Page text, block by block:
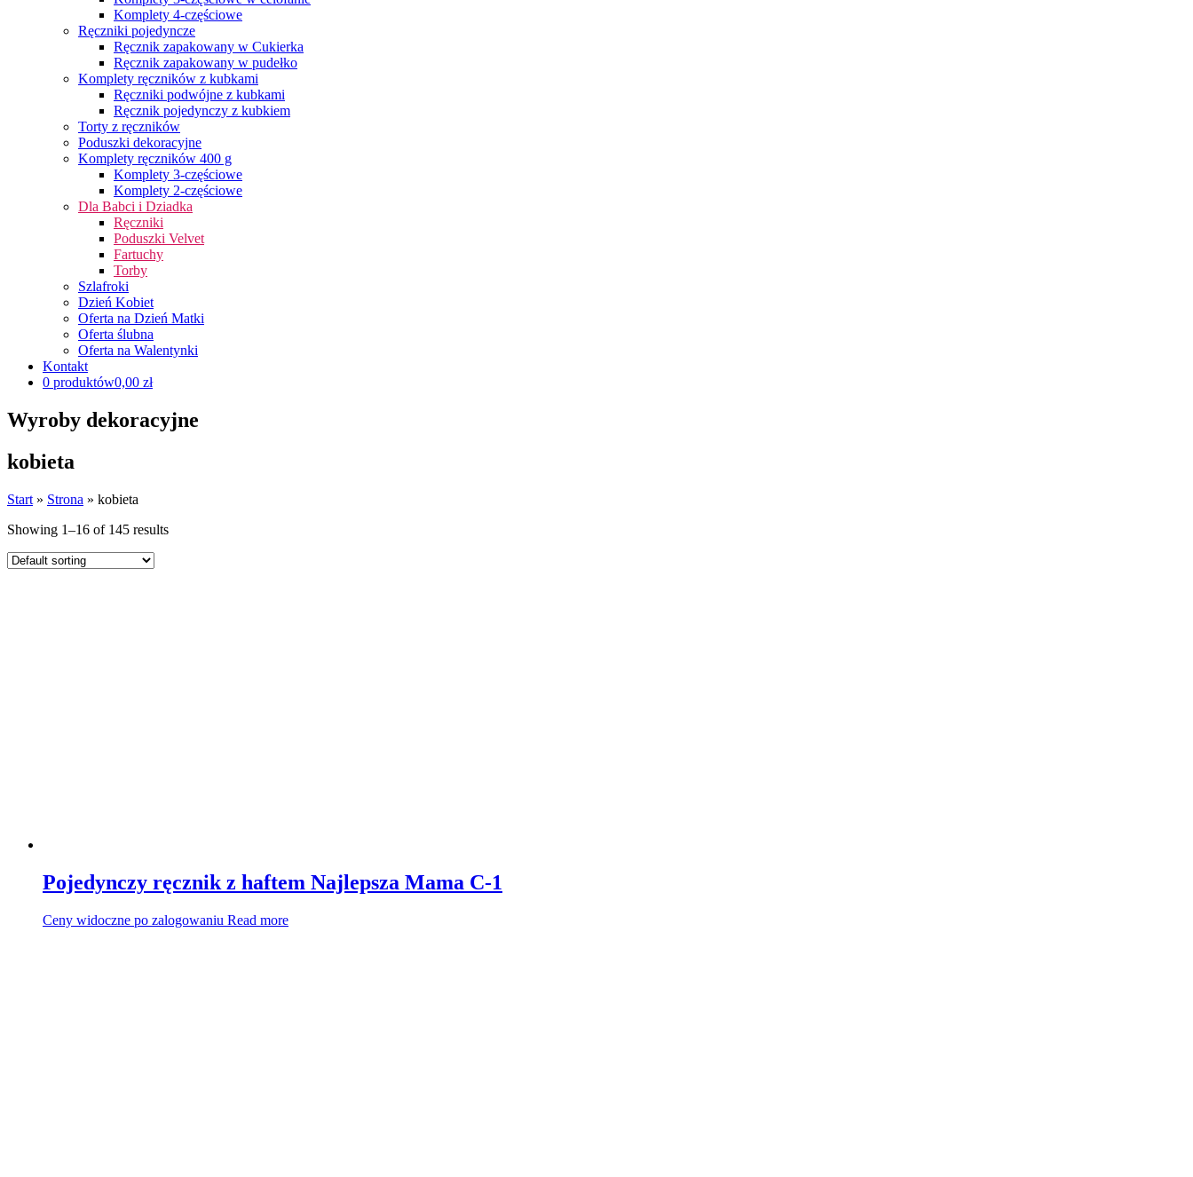
Komplety 4-częściowe
Ręczniki pojedyncze
Ręcznik zapakowany w Cukierka
Ręcznik zapakowany w pudełko
Komplety ręczników z kubkami
Ręczniki podwójne z kubkami
Ręcznik pojedynczy z kubkiem
Torty z ręczników
Poduszki dekoracyjne
Komplety ręczników 400 g
Komplety 3-częściowe
Komplety 2-częściowe
Dla Babci i Dziadka
Ręczniki
Poduszki Velvet
Fartuchy
Torby
Szlafroki
Dzień Kobiet
Oferta na Dzień Matki
Oferta ślubna
Oferta na Walentynki
Kontakt
0 produktów0,00 zł
Wyroby dekoracyjne
kobieta
Start » Strona » kobieta
Showing 1–16 of 145 results
Pojedynczy ręcznik z haftem Najlepsza Mama C-1
Ceny widoczne po zalogowaniu Read more